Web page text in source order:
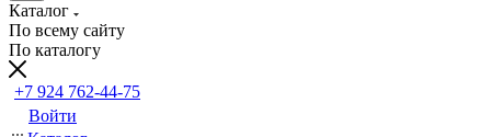
Каталог
По всему сайту
По каталогу
+7 924 762-44-75
Войти